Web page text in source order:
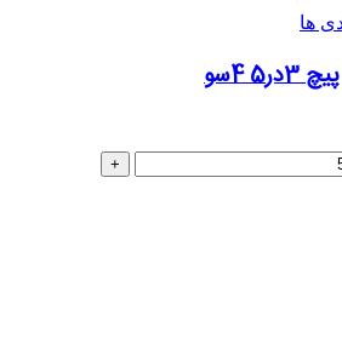
ها
پیچ 3در5 4سو